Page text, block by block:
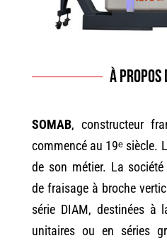
À propos
SOMAB, constructeur
commencé au 19ᵉ siècle.
de son métier. La
de fraisage à broche
série DIAM, destinées à
unitaires ou en séries